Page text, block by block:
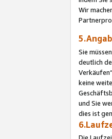
Wir
Sie
deutlich
keine
und Sie
dies ist
Die